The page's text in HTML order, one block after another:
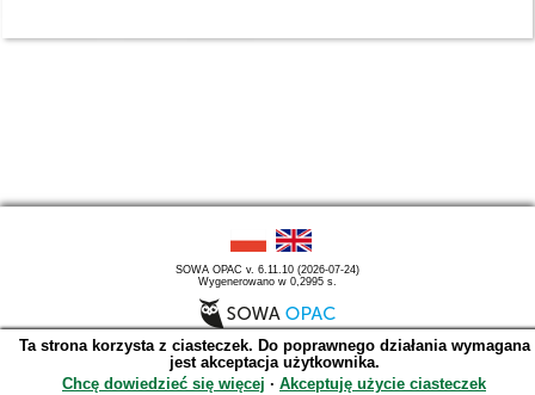
SOWA OPAC v. 6.11.10 (2026-07-24)
Wygenerowano w 0,2995 s.
Ta strona korzysta z ciasteczek. Do poprawnego działania wymagana
jest akceptacja użytkownika.
Chcę dowiedzieć się więcej ∙ Akceptuję użycie ciasteczek